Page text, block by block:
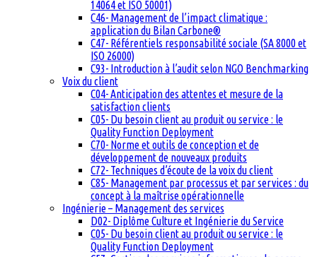
14064 et ISO 50001)
C46- Management de l’impact climatique :
application du Bilan Carbone®
C47- Référentiels responsabilité sociale (SA 8000 et
ISO 26000)
C93- Introduction à l’audit selon NGO Benchmarking
Voix du client
C04- Anticipation des attentes et mesure de la
satisfaction clients
C05- Du besoin client au produit ou service : le
Quality Function Deployment
C70- Norme et outils de conception et de
développement de nouveaux produits
C72- Techniques d’écoute de la voix du client
C85- Management par processus et par services : du
concept à la maîtrise opérationnelle
Ingénierie – Management des services
D02- Diplôme Culture et Ingénierie du Service
C05- Du besoin client au produit ou service : le
Quality Function Deployment